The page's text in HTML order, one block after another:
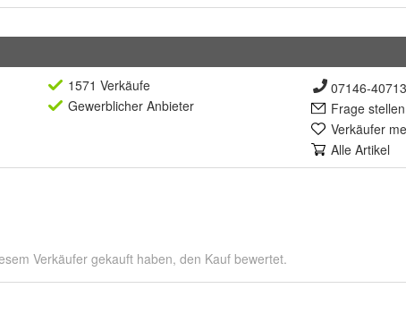
1571 Verkäufe
Gewerblicher Anbieter
07146-
Frage stellen
Verkäufer
Alle Artikel
Verkäufer gekauft haben, den Kauf bewertet.